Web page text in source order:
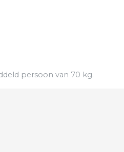
persoon van 70 kg.